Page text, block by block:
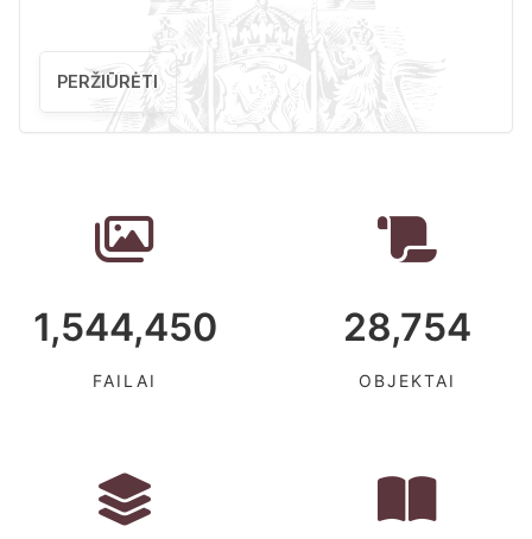
PERŽIŪRĖTI
1,544,450
FAILAI
28,754
OBJEKTAI